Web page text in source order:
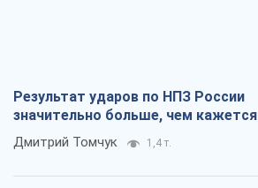
Результат ударов по НПЗ России
значительно больше, чем кажется
Дмитрий Томчук 1,4 т.